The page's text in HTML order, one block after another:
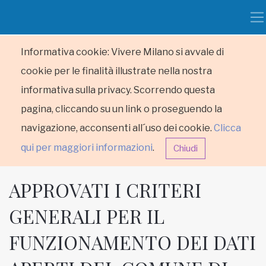
Informativa cookie: Vivere Milano si avvale di
cookie per le finalità illustrate nella nostra
informativa sulla privacy. Scorrendo questa
pagina, cliccando su un link o proseguendo la
navigazione, acconsenti all´uso dei cookie. Clicca
qui per maggiori informazioni. Chiudi
HOME
APPROVATI I CRITERI
GENERALI PER IL
FUNZIONAMENTO DEI DATI